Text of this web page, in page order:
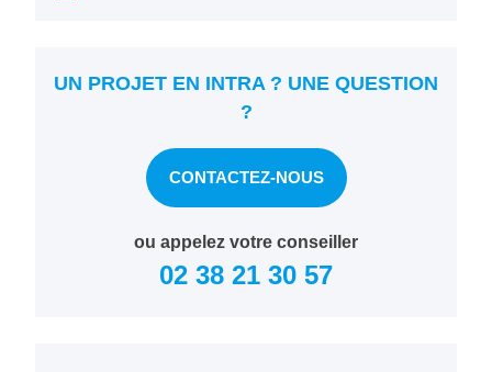
UN PROJET EN INTRA ? UNE QUESTION
?
CONTACTEZ-NOUS
ou appelez votre conseiller
02 38 21 30 57